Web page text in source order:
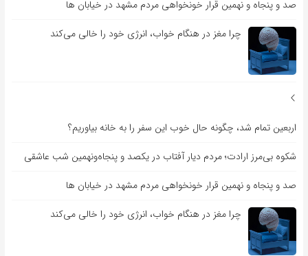
صد و پنجاه و نهمین قرار خونخواهی مردم مشهد در خیابان ها
چرا مغز در هنگام خواب، انرژی خود را خالی می‌کند
اربعین تمام شد، چگونه حال خوب این سفر را به خانه بیاوریم؟
شکوه بی‌مرز ارادت؛ مردم دیار آفتاب در یکصد و پنجاه‌ونهمین شب عاشقی
صد و پنجاه و نهمین قرار خونخواهی مردم مشهد در خیابان ها
چرا مغز در هنگام خواب، انرژی خود را خالی می‌کند